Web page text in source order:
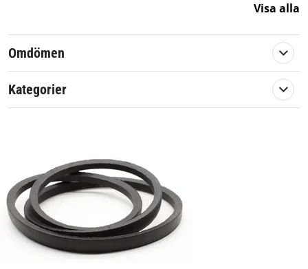
MTD:754-04001, 754-04001A, 954-04001, 954-04001A
Passar till:
MTD
13A3660F205,
13A3665G000,
13A3762F700,
13A7660G752,
13A7668H352,
13A7688G300,
13AB652F729,
Visa alla
Omdömen
Kategorier